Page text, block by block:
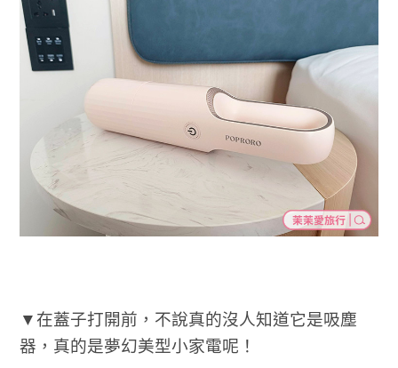
▼在蓋子打開前，不說真的沒人知道它是吸塵
器，真的是夢幻美型小家電呢！